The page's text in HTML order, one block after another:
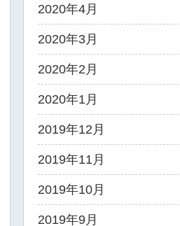
2020年4月
2020年3月
2020年2月
2020年1月
2019年12月
2019年11月
2019年10月
2019年9月